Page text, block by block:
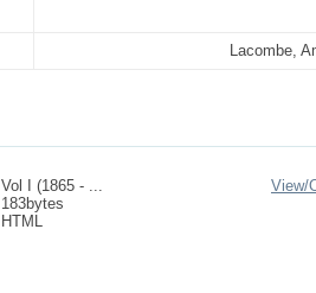
Lacombe,
Vol I (1865 - ...
183bytes
HTML
View/